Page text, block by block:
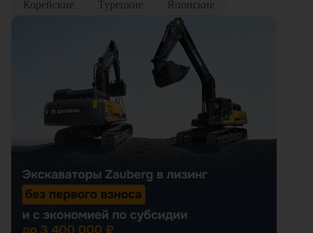
Корейские
Турецкие Японские